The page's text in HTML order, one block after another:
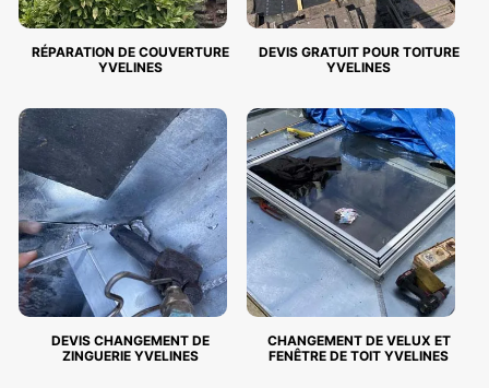
RÉPARATION DE COUVERTURE
YVELINES
DEVIS GRATUIT POUR TOITURE
YVELINES
DEVIS CHANGEMENT DE
ZINGUERIE YVELINES
CHANGEMENT DE VELUX ET
FENÊTRE DE TOIT YVELINES